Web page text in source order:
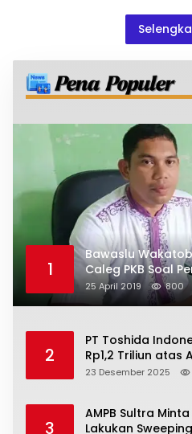
1
Bawaslu
Caleg PKB Soal
25 April 2019 800
2
PT Toshida
Rp1,2 Triliun
23 Desember 2025
3
AMPB Sultra
Lakukan